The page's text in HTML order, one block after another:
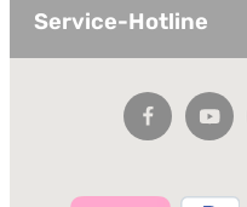
Service-Hotline